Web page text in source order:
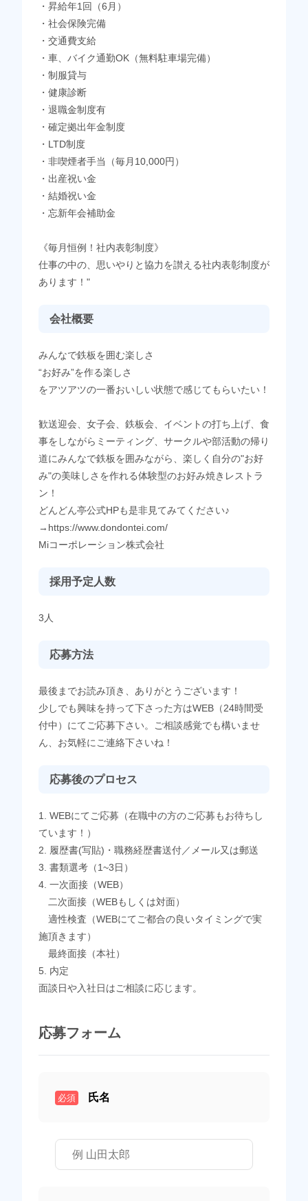
・昇給年1回（6月）
・社会保険完備
・交通費支給
・車、バイク通勤OK（無料駐車場完備）
・制服貸与
・健康診断
・退職金制度有
・確定拠出年金制度
・LTD制度
・非喫煙者手当（毎月10,000円）
・出産祝い金
・結婚祝い金
・忘新年会補助金
《毎月恒例！社内表彰制度》
仕事の中の、思いやりと協力を讃える社内表彰制度が
あります！"
会社概要
みんなで鉄板を囲む楽しさ
“お好み”を作る楽しさ
をアツアツの一番おいしい状態で感じてもらいたい！
歓送迎会、女子会、鉄板会、イベントの打ち上げ、食
事をしながらミーティング、サークルや部活動の帰り
道にみんなで鉄板を囲みながら、楽しく自分の"お好
み"の美味しさを作れる体験型のお好み焼きレストラ
ン！
どんどん亭公式HPも是非見てみてください♪
→https://www.dondontei.com/
Miコーポレーション株式会社
採用予定人数
3人
応募方法
最後までお読み頂き、ありがとうございます！
少しでも興味を持って下さった方はWEB（24時間受
付中）にてご応募下さい。ご相談感覚でも構いませ
ん、お気軽にご連絡下さいね！
応募後のプロセス
1. WEBにてご応募（在職中の方のご応募もお待ちし
ています！）
2. 履歴書(写貼)・職務経歴書送付／メール又は郵送
3. 書類選考（1~3日）
4. 一次面接（WEB）
二次面接（WEBもしくは対面）
適性検査（WEBにてご都合の良いタイミングで実
施頂きます）
最終面接（本社）
5. 内定
面談日や入社日はご相談に応じます。
応募フォーム
必須 氏名